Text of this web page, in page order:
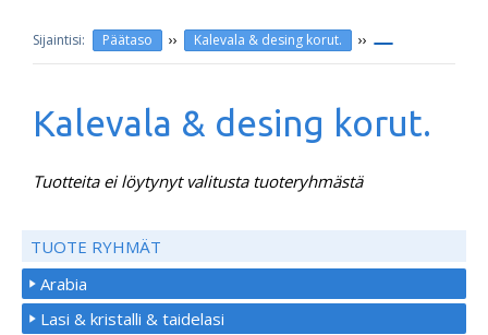
Päätaso ›› Kalevala & desing korut. ››
Kalevala & desing korut.
Tuotteita ei löytynyt valitusta tuoteryhmästä
TUOTE RYHMÄT
Arabia
Lasi & kristalli & taidelasi